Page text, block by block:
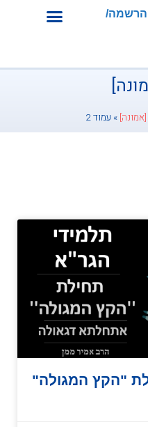
הרשמה/התחברות
» עמוד 2
"הקץ המגולה"